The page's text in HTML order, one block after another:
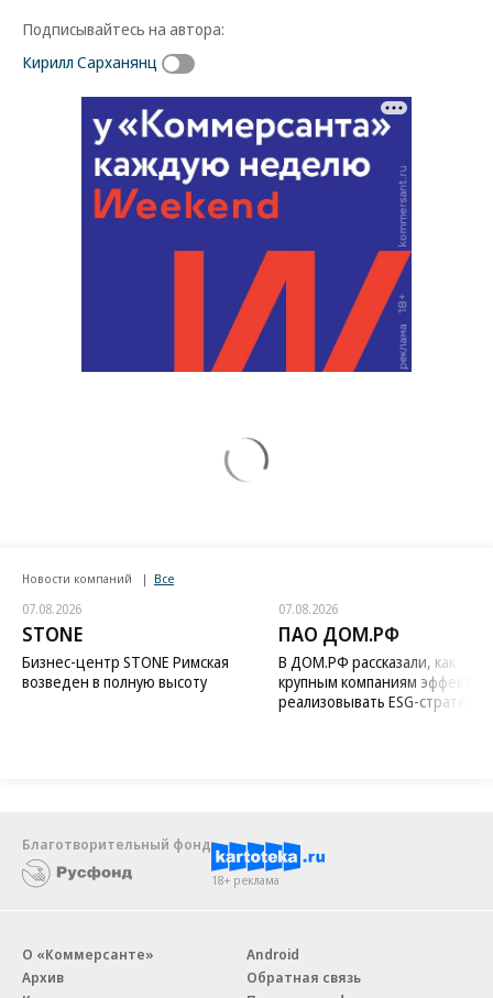
Подписывайтесь на автора:
Кирилл Сарханянц
Новости компаний Все
07.08.2026
STONE
Бизнес-центр STONE Римская
возведен в полную высоту
07.08.2026
ПАО ДОМ.РФ
В ДОМ.РФ рассказали, как
крупным компаниям
реализовывать ESG-стратегию
Благотворительный фонд
18+ реклама
О «Коммерсанте»
Архив
Android
Обратная связь